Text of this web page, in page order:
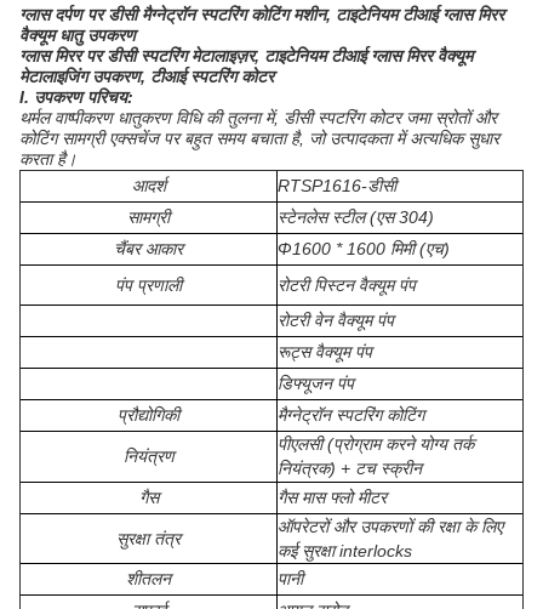
ग्लास दर्पण पर डीसी मैग्नेट्रॉन स्पटरिंग कोटिंग मशीन, टाइटेनियम टीआई ग्लास मिरर
वैक्यूम धातु उपकरण
ग्लास मिरर पर डीसी स्पटरिंग मेटालाइज़र, टाइटेनियम टीआई ग्लास मिरर वैक्यूम
मेटालाइजिंग उपकरण, टीआई स्पटरिंग कोटर
I. उपकरण परिचय:
थर्मल वाष्पीकरण धातुकरण विधि की तुलना में, डीसी स्पटरिंग कोटर जमा स्रोतों और
कोटिंग सामग्री एक्सचेंज पर बहुत समय बचाता है, जो उत्पादकता में अत्यधिक सुधार
करता है।
आदर्श
RTSP1616-डीसी
सामग्री
स्टेनलेस स्टील (एस 304)
चैंबर आकार
Φ1600 * 1600 मिमी (एच)
पंप प्रणाली
रोटरी पिस्टन वैक्यूम पंप
रोटरी वेन वैक्यूम पंप
रूट्स वैक्यूम पंप
डिफ्यूजन पंप
प्रौद्योगिकी
मैग्नेट्रॉन स्पटरिंग कोटिंग
नियंत्रण
पीएलसी (प्रोग्राम करने योग्य तर्क
नियंत्रक) + टच स्क्रीन
गैस
गैस मास फ्लो मीटर
सुरक्षा तंत्र
ऑपरेटरों और उपकरणों की रक्षा के लिए
कई सुरक्षा interlocks
शीतलन
पानी